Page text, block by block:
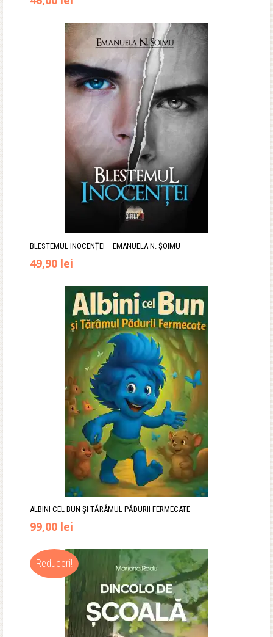
BLESTEMUL INOCENȚEI – EMANUELA N. ȘOIMU
49,90 lei
ALBINI CEL BUN ȘI TĂRÂMUL PĂDURII FERMECATE
99,00 lei
Reduceri!